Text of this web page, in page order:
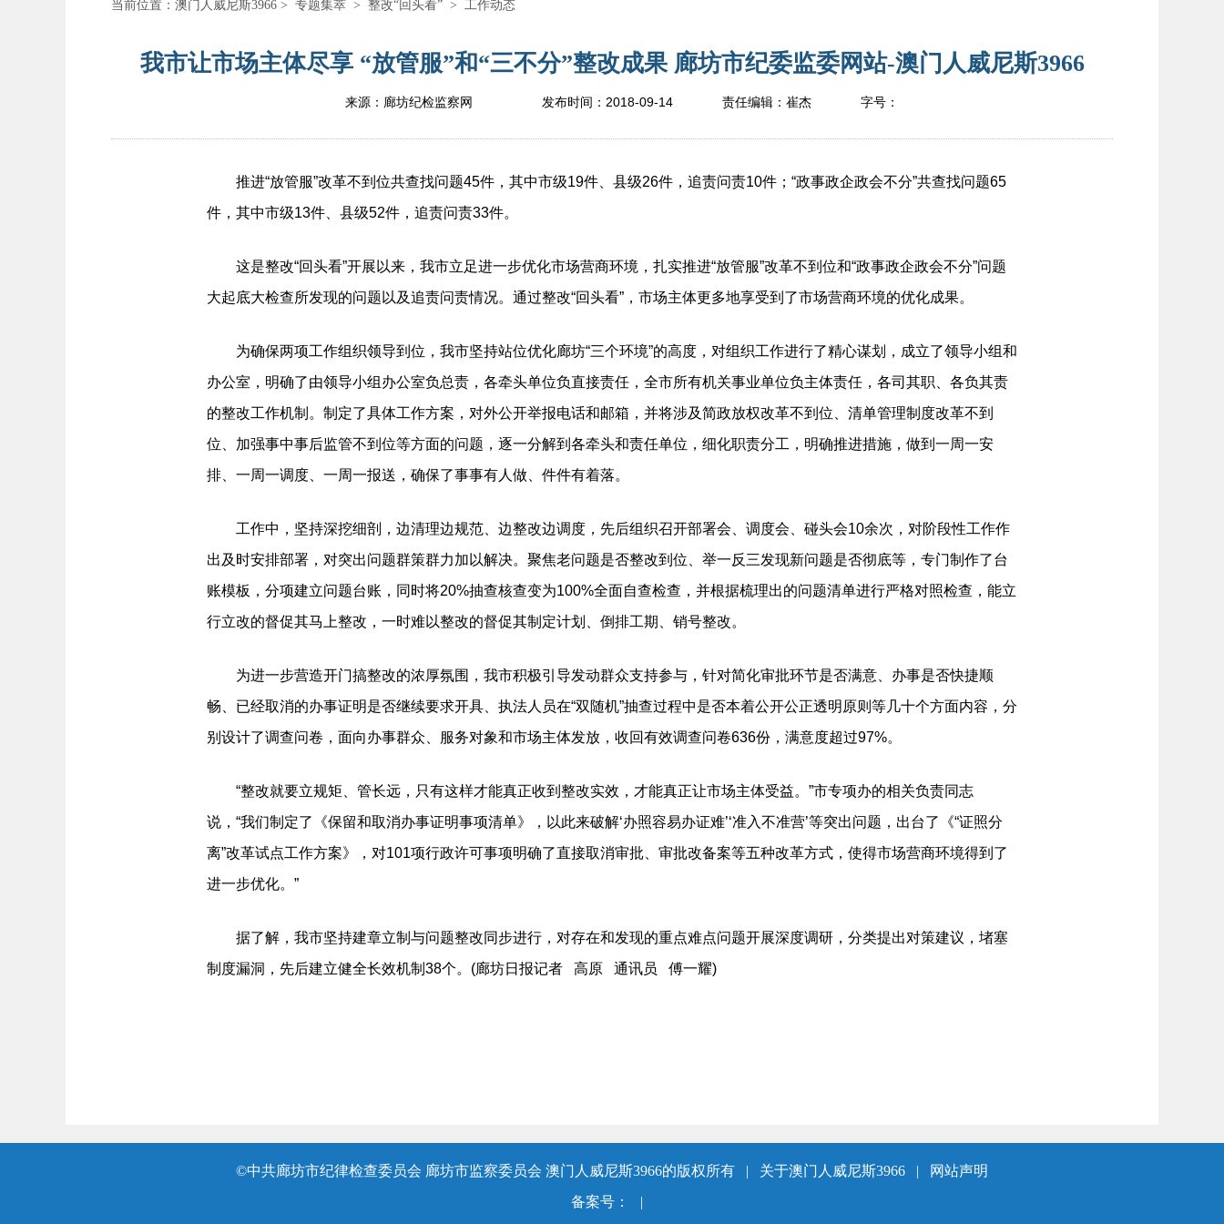
当前位置： 澳门人威尼斯3966 > 专题集萃 > 整改“回头看” > 工作动态
我市让市场主体尽享 “放管服”和“三不分”整改成果 廊坊市纪委监委网站-澳门人威尼斯3966
来源：廊坊纪检监察网 发布时间： 2018-09-14 责任编辑： 崔杰 字号：
推进“放管服”改革不到位共查找问题45件，其中市级19件、县级26件，追责问责10件；“政事政企政会不分”共查找问题65
件，其中市级13件、县级52件，追责问责33件。
这是整改“回头看”开展以来，我市立足进一步优化市场营商环境，扎实推进“放管服”改革不到位和“政事政企政会不分”问题
大起底大检查所发现的问题以及追责问责情况。通过整改“回头看”，市场主体更多地享受到了市场营商环境的优化成果。
为确保两项工作组织领导到位，我市坚持站位优化廊坊“三个环境”的高度，对组织工作进行了精心谋划，成立了领导小组和
办公室，明确了由领导小组办公室负总责，各牵头单位负直接责任，全市所有机关事业单位负主体责任，各司其职、各负其责
的整改工作机制。制定了具体工作方案，对外公开举报电话和邮箱，并将涉及简政放权改革不到位、清单管理制度改革不到
位、加强事中事后监管不到位等方面的问题，逐一分解到各牵头和责任单位，细化职责分工，明确推进措施，做到一周一安
排、一周一调度、一周一报送，确保了事事有人做、件件有着落。
工作中，坚持深挖细剖，边清理边规范、边整改边调度，先后组织召开部署会、调度会、碰头会10余次，对阶段性工作作
出及时安排部署，对突出问题群策群力加以解决。聚焦老问题是否整改到位、举一反三发现新问题是否彻底等，专门制作了台
账模板，分项建立问题台账，同时将20%抽查核查变为100%全面自查检查，并根据梳理出的问题清单进行严格对照检查，能立
行立改的督促其马上整改，一时难以整改的督促其制定计划、倒排工期、销号整改。
为进一步营造开门搞整改的浓厚氛围，我市积极引导发动群众支持参与，针对简化审批环节是否满意、办事是否快捷顺
畅、已经取消的办事证明是否继续要求开具、执法人员在“双随机”抽查过程中是否本着公开公正透明原则等几十个方面内容，分
别设计了调查问卷，面向办事群众、服务对象和市场主体发放，收回有效调查问卷636份，满意度超过97%。
“整改就要立规矩、管长远，只有这样才能真正收到整改实效，才能真正让市场主体受益。”市专项办的相关负责同志
说，“我们制定了《保留和取消办事证明事项清单》，以此来破解‘办照容易办证难’‘准入不准营’等突出问题，出台了《“证照分
离”改革试点工作方案》，对101项行政许可事项明确了直接取消审批、审批改备案等五种改革方式，使得市场营商环境得到了
进一步优化。”
据了解，我市坚持建章立制与问题整改同步进行，对存在和发现的重点难点问题开展深度调研，分类提出对策建议，堵塞
制度漏洞，先后建立健全长效机制38个。(廊坊日报记者 高原 通讯员 傅一耀)
©中共廊坊市纪律检查委员会 廊坊市监察委员会 澳门人威尼斯3966的版权所有 | 关于澳门人威尼斯3966 |
网站声明
备案号：
|